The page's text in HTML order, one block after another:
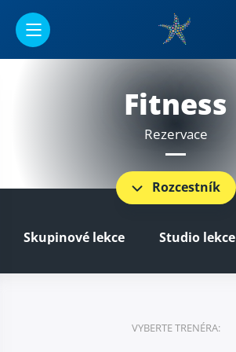
Fitness
Rezervace
Rozcestník
Skupinové lekce Studio lekce
VYBERTE TRENÉRA: